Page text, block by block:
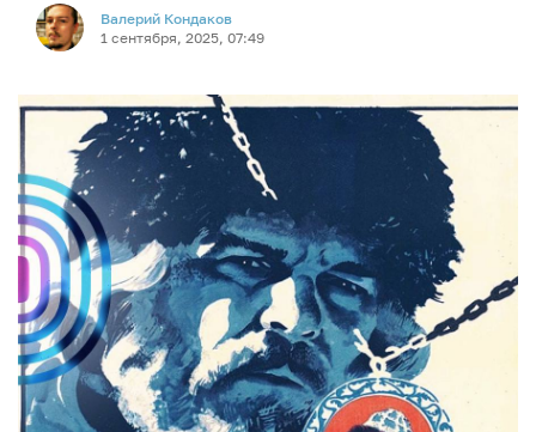
Валерий Кондаков
1 сентября, 2025, 07:49